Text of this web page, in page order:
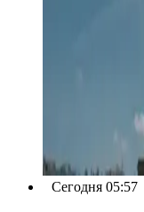
Сегодня 05:57